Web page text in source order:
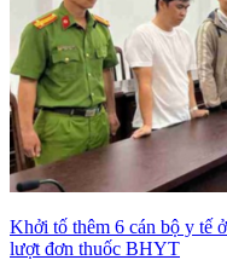
Khởi tố thêm 6 cán bộ y tế
lượt đơn thuốc BHYT